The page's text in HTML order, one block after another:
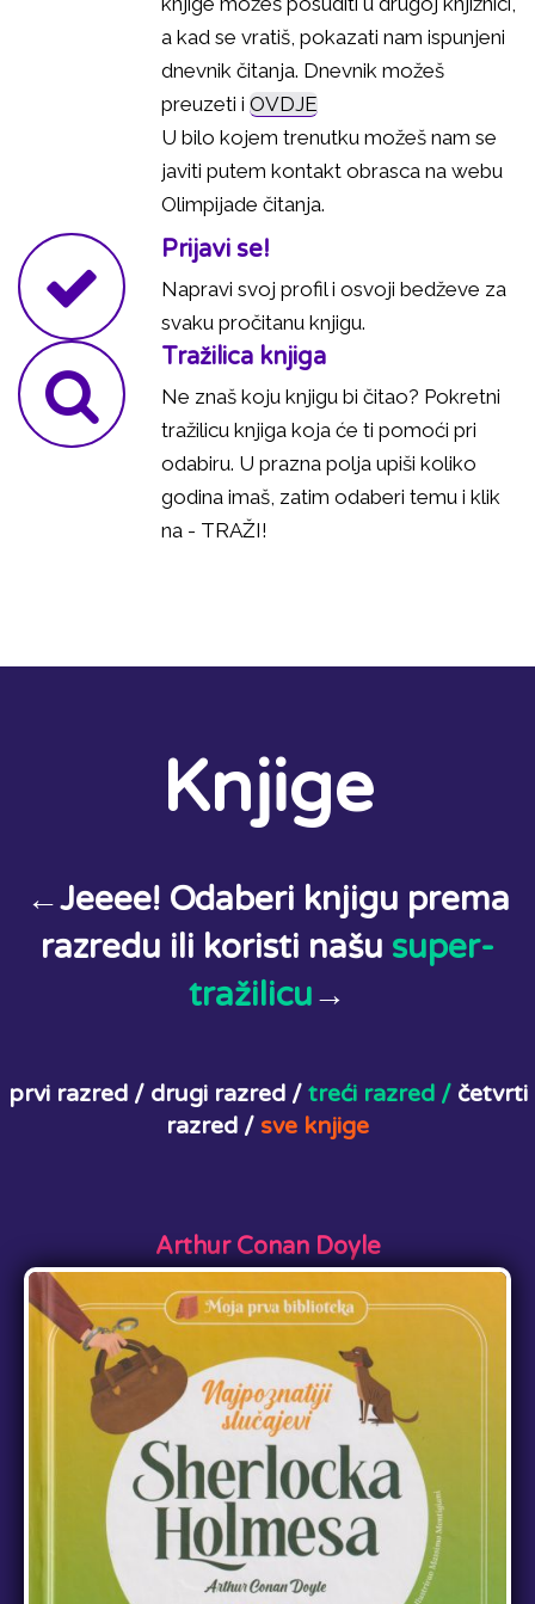
a kad se vratiš, pokazati nam ispunjeni
dnevnik čitanja. Dnevnik možeš
preuzeti i OVDJE
U bilo kojem trenutku možeš nam se
javiti putem kontakt obrasca na webu
Olimpijade čitanja.
Prijavi se!
Napravi svoj profil i osvoji bedževe za
svaku pročitanu knjigu.
Tražilica knjiga
Ne znaš koju knjigu bi čitao? Pokretni
tražilicu knjiga koja će ti pomoći pri
odabiru. U prazna polja upiši koliko
godina imaš, zatim odaberi temu i klik
na - TRAŽI!
Knjige
←Jeeee! Odaberi knjigu prema
razredu ili koristi našu super-
tražilicu→
prvi razred / drugi razred / treći razred / četvrti
razred / sve knjige
Arthur Conan Doyle